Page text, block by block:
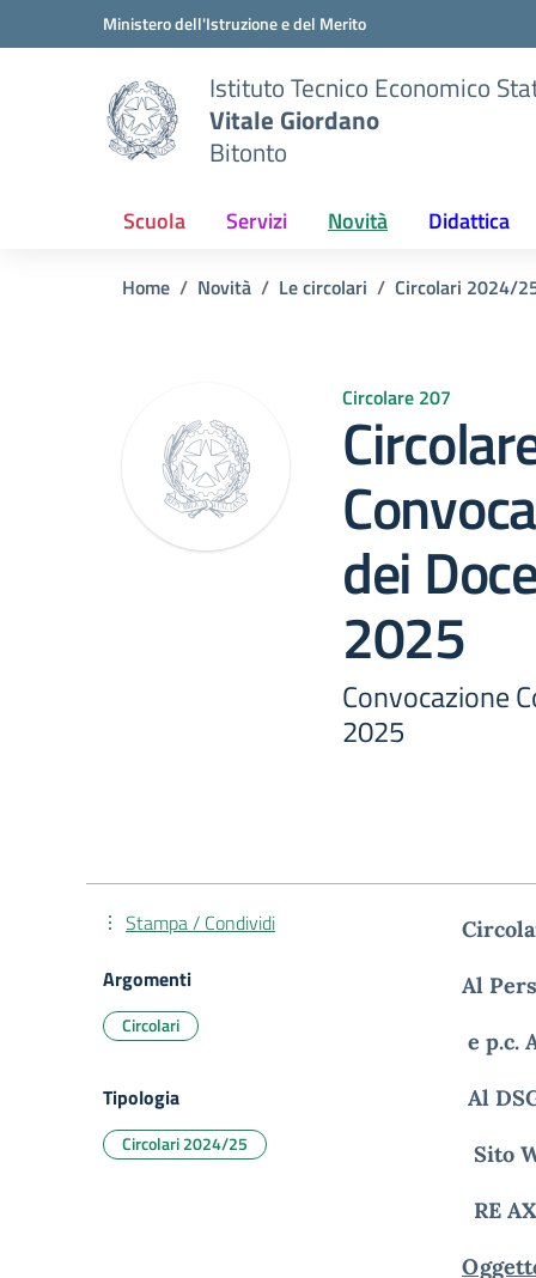
Vai ai contenuti
Vai al menu di navigazioneMinistero dell'Istruzione e del Merito
Istituto Tecnico Economico
Vitale Giordano
Bitonto
Scuola Servizi Novità Didattica
Home Novità Le circolari Circolari 2024/
Circolare 207
dei
2025
Convocazione
2025
Al
e p.c.
Al
Sito
RE
Stampa / Condividi
Argomenti
Circolari
Tipologia
Circolari 2024/25